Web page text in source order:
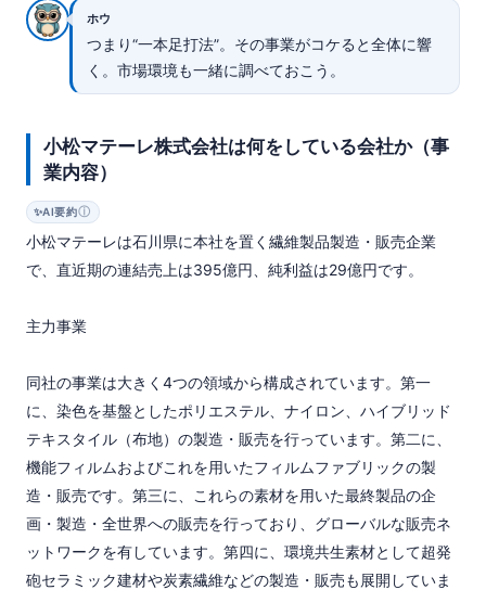
ホウ
つまり“一本足打法”。その事業がコケると全体に響
く。市場環境も一緒に調べておこう。
小松マテーレ株式会社は何をしている会社か（事
業内容）
✨AI要約ⓘ
小松マテーレは石川県に本社を置く繊維製品製造・販売企業
で、直近期の連結売上は395億円、純利益は29億円です。
主力事業
同社の事業は大きく4つの領域から構成されています。第一
に、染色を基盤としたポリエステル、ナイロン、ハイブリッド
テキスタイル（布地）の製造・販売を行っています。第二に、
機能フィルムおよびこれを用いたフィルムファブリックの製
造・販売です。第三に、これらの素材を用いた最終製品の企
画・製造・全世界への販売を行っており、グローバルな販売ネ
ットワークを有しています。第四に、環境共生素材として超発
砲セラミック建材や炭素繊維などの製造・販売も展開していま